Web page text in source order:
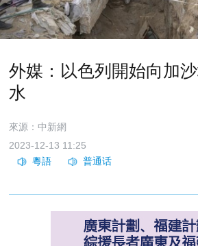
外媒：以色列開始向加
水
來源：中新網
2023-12-13 11:25